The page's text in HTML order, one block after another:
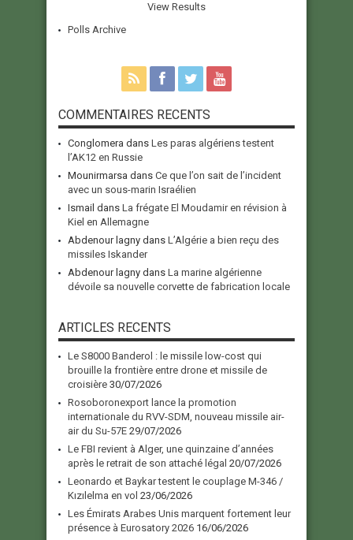
View Results
Polls Archive
COMMENTAIRES RECENTS
Conglomera dans Les paras algériens testent
l’AK12 en Russie
Mounirmarsa dans Ce que l’on sait de l’incident
avec un sous-marin Israélien
Ismail dans La frégate El Moudamir en révision à
Kiel en Allemagne
Abdenour lagny dans L’Algérie a bien reçu des
missiles Iskander
Abdenour lagny dans La marine algérienne
dévoile sa nouvelle corvette de fabrication locale
ARTICLES RECENTS
Le S8000 Banderol : le missile low-cost qui
brouille la frontière entre drone et missile de
croisière 30/07/2026
Rosoboronexport lance la promotion
internationale du RVV-SDM, nouveau missile air-
air du Su-57E 29/07/2026
Le FBI revient à Alger, une quinzaine d’années
après le retrait de son attaché légal 20/07/2026
Leonardo et Baykar testent le couplage M-346 /
Kızılelma en vol 23/06/2026
Les Émirats Arabes Unis marquent fortement leur
présence à Eurosatory 2026 16/06/2026